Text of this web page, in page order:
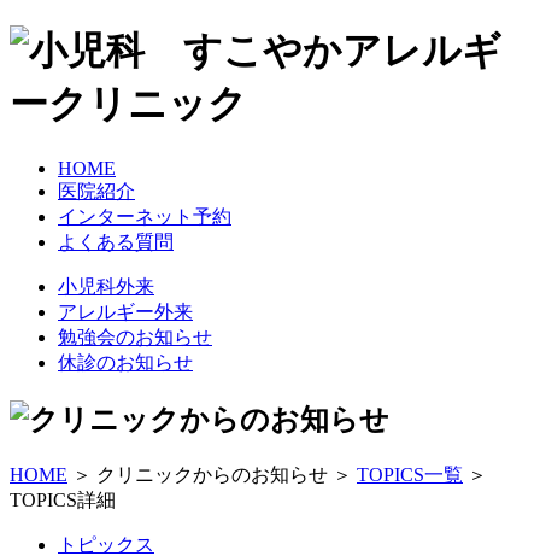
HOME
医院紹介
インターネット予約
よくある質問
小児科外来
アレルギー外来
勉強会のお知らせ
休診のお知らせ
HOME ＞ クリニックからのお知らせ ＞ TOPICS一覧 ＞
TOPICS詳細
トピックス